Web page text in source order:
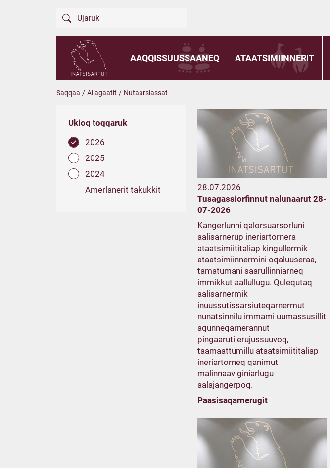
AAQQISSUUSSAANEQ ATAATSIMIINNERIT
Saqqaa / Allagaatit / Nutaarsiassat
Ukioq toqqaruk
2026
2025
2024
Amerlanerit takukkit
28.07.2026
Tusagassiorfinnut nalunaarut 28-
07-2026
Kangerlunni qalorsuarsorluni
aalisarnerup ineriartornera
ataatsimiititaliap kingullermik
ataatsimiinnermini oqaluuseraa,
tamatumani saarullinniarneq
immikkut aallullugu. Qulequtaq
aalisarnermik
inuussutissarsiuteqarnermut
nunatsinnilu immami uumassusillit
aqunneqarnerannut
pingaarutilerujussuuvoq,
taamaattumillu ataatsimiititaliap
ineriartorneq qanimut
malinnaaviginiarlugu
aalajangerpoq.
Paasisaqarnerugit